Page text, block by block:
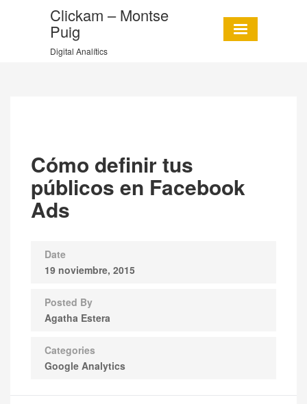
Clickam – Montse
Puig
Digital Analítics
Cómo definir tus
públicos en Facebook
Ads
Date
19 noviembre, 2015
Posted By
Agatha Estera
Categories
Google Analytics